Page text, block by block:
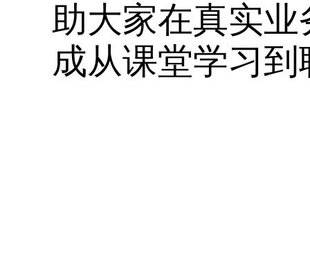
助大家在真实
成从课堂学习到